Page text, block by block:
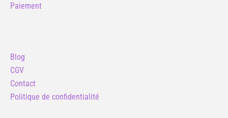
Paiement
Blog
CGV
Contact
Politique de confidentialité